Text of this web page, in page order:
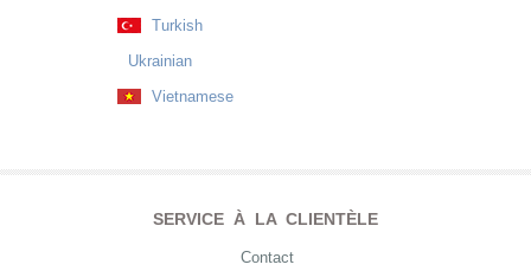
Turkish
Ukrainian
Vietnamese
SERVICE À LA CLIENTÈLE
Contact